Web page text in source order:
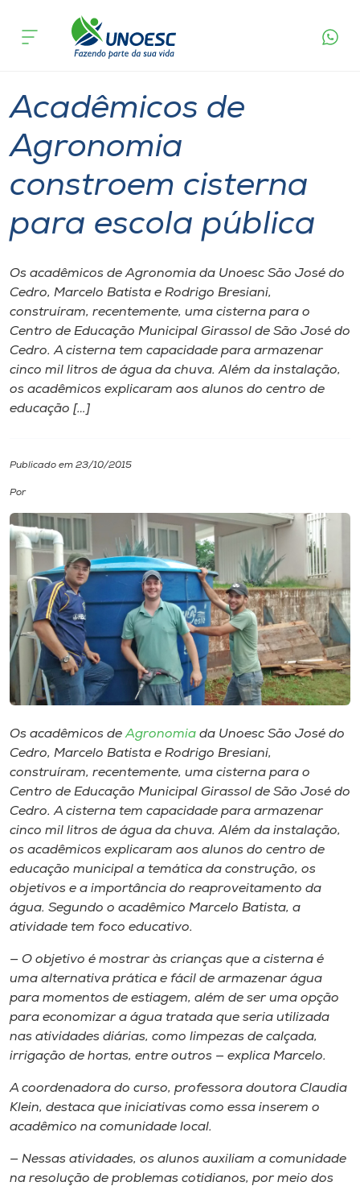
Cursos
Pesquisa
Atendimento ao Estudante
Portal de Ensino
A
Unoesc
Internacionalização
I.nova
Cultura
CPA
Biblioteca
Editora
Rádio
Museu
Unoesc
Store
Selecione
o idioma
A+
A-
acontece
Acadêmicos de
Agronomia
constroem cisterna
para escola pública
Os acadêmicos de Agronomia da Unoesc São José do
Cedro, Marcelo Batista e Rodrigo Bresiani,
construíram, recentemente, uma cisterna para o
Centro de Educação Municipal Girassol de São José do
Cedro. A cisterna tem capacidade para armazenar
cinco mil litros de água da chuva. Além da instalação,
os acadêmicos explicaram aos alunos do centro de
educação […]
Publicado em 23/10/2015
Por
Os acadêmicos deAgronomia da Unoesc São José do
Cedro, Marcelo Batista e Rodrigo Bresiani,
construíram, recentemente, uma cisterna para o
Centro de Educação Municipal Girassol de São José do
Cedro. A cisterna tem capacidade para armazenar
cinco mil litros de água da chuva. Além da instalação,
os acadêmicos explicaram aos alunos do centro de
educação municipal a temática da construção, os
objetivos e a importância do reaproveitamento da
água. Segundo o acadêmico Marcelo Batista, a
atividade tem foco educativo.
— O objetivo é mostrar às crianças que a cisterna é
uma alternativa prática e fácil de armazenar água
para momentos de estiagem, além de ser uma opção
para economizar a água tratada que seria utilizada
nas atividades diárias, como limpezas de calçada,
irrigação de hortas, entre outros — explica Marcelo.
A coordenadora do curso, professora doutora Claudia
Klein, destaca que iniciativas como essa inserem o
acadêmico na comunidade local.
— Nessas atividades, os alunos auxiliam a comunidade
na resolução de problemas cotidianos, por meio dos